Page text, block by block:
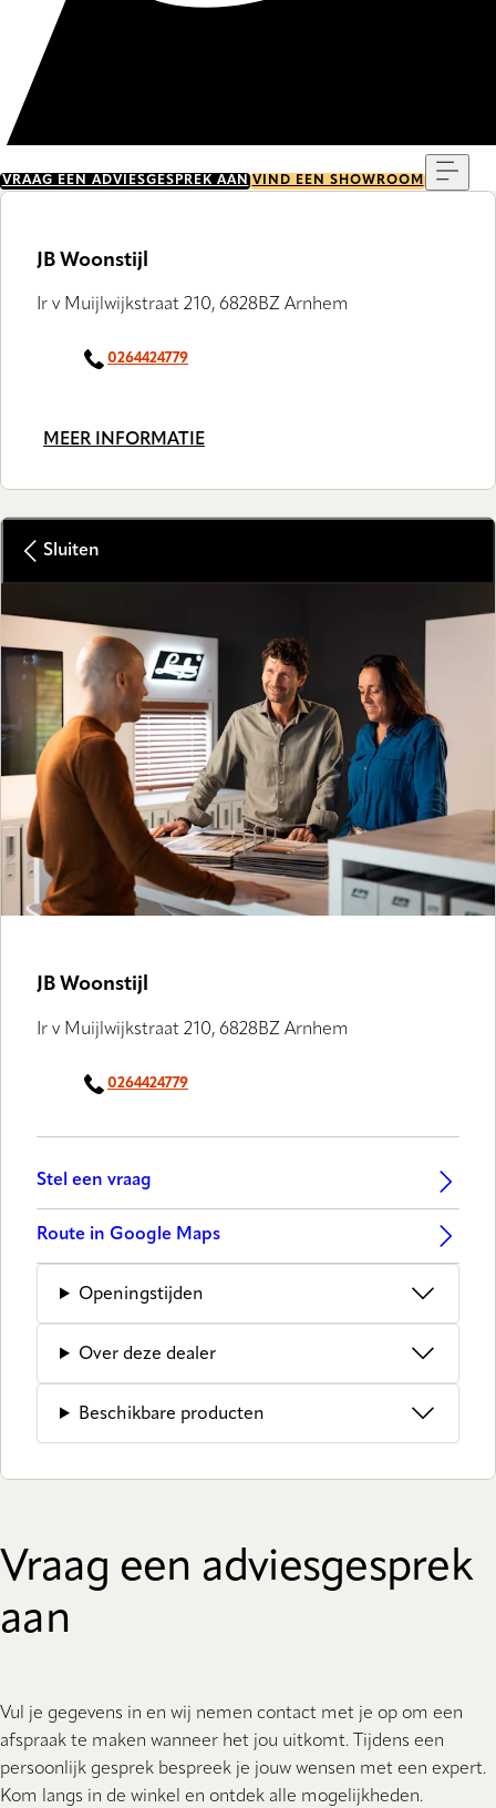
VRAAG EEN ADVIESGESPREK AAN VIND EEN SHOWROOM
JB Woonstijl
Ir v Muijlwijkstraat 210, 6828BZ Arnhem
0264424779
MEER INFORMATIE
Sluiten
JB Woonstijl
Ir v Muijlwijkstraat 210, 6828BZ Arnhem
0264424779
Stel een vraag
Route in Google Maps
Openingstijden
Over deze dealer
Beschikbare producten
Vraag een adviesgesprek
aan
Vul je gegevens in en wij nemen contact met je op om een
afspraak te maken wanneer het jou uitkomt. Tijdens een
persoonlijk gesprek bespreek je jouw wensen met een expert.
Kom langs in de winkel en ontdek alle mogelijkheden.